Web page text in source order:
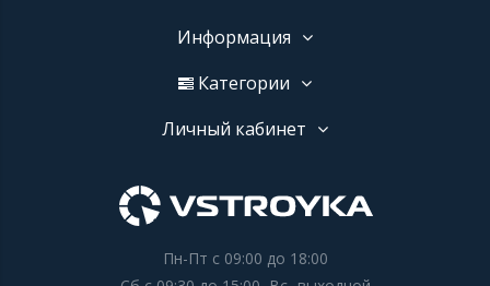
Информация
Категории
Личный кабинет
Пн-Пт с 09:00 до 18:00